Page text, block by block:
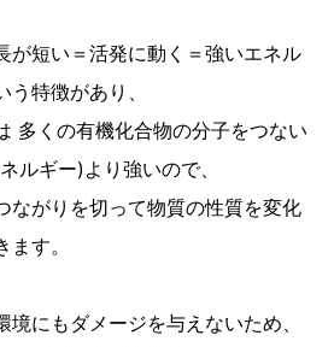
が短い＝活発に動く＝強いエネル
特徴があり、
多くの有機化合物の分子をつない
ルギー)より強いので、
ながりを切って物質の性質を変化
す。
境にもダメージを与えないため、